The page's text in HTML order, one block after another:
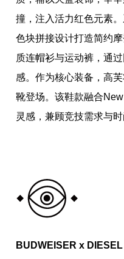
撞，注入活力红色元素
色块拼接设计打造简约
质连帽衫与运动裤，通
感。作为核心装备，高
靴登场。该鞋款融合
灵感，兼顾竞技需求与时
BUDWEISER x DIESEL